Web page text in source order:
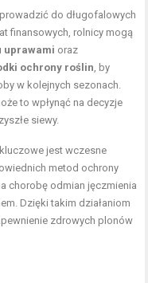
do długofalowych
finansowych, rolnicy mogą
uprawami oraz
ochrony roślin, by
w kolejnych sezonach.
to wpłynąć na decyzje
siewy.
jest wczesne
metod ochrony
chorobę odmian jęczmienia
Dzięki takim działaniom
zdrowych plonów